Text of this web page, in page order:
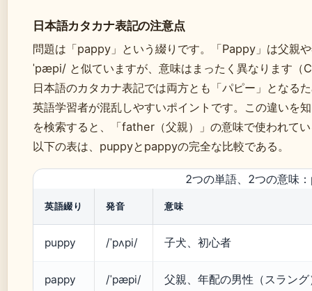
日本語カタカナ表記の注意点
問題は「pappy」という綴りです。「Pappy」は父親
ˈpæpi/ と似ていますが、意味はまったく異なります
日本語のカタカナ表記では両方とも「パピー」となる
英語学習者が混乱しやすいポイントです。この違いを
を検索すると、「father（父親）」の意味で使われて
以下の表は、puppyとpappyの完全な比較である。
2つの単語、2つの意味
英語綴り 発音 意味
puppy /ˈpʌpi/ 子犬、初心者
pappy /ˈpæpi/ 父親、年配の男性（スラング